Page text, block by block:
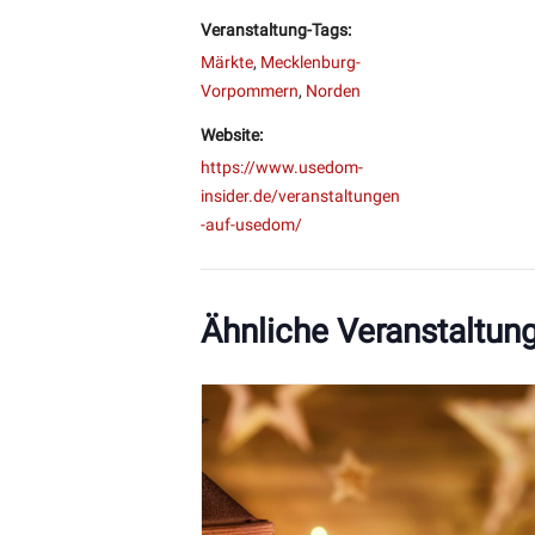
Veranstaltung-Tags:
Märkte, Mecklenburg-
Vorpommern, Norden
Website:
https://www.usedom-
insider.de/veranstaltungen
-auf-usedom/
Ähnliche